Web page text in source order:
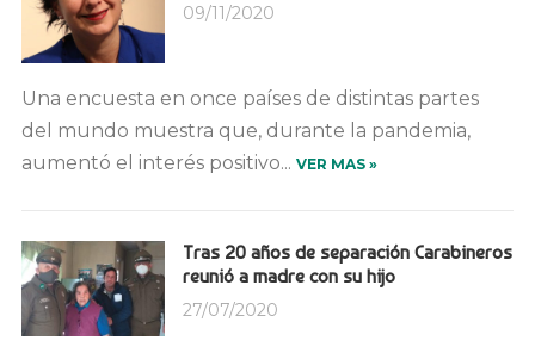
09/11/2020
Una encuesta en once países de distintas partes
del mundo muestra que, durante la pandemia,
aumentó el interés positivo... VER MAS »
Tras 20 años de separación Carabineros
reunió a madre con su hijo
27/07/2020